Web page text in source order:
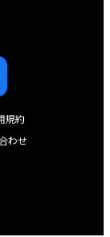
規約
わせ